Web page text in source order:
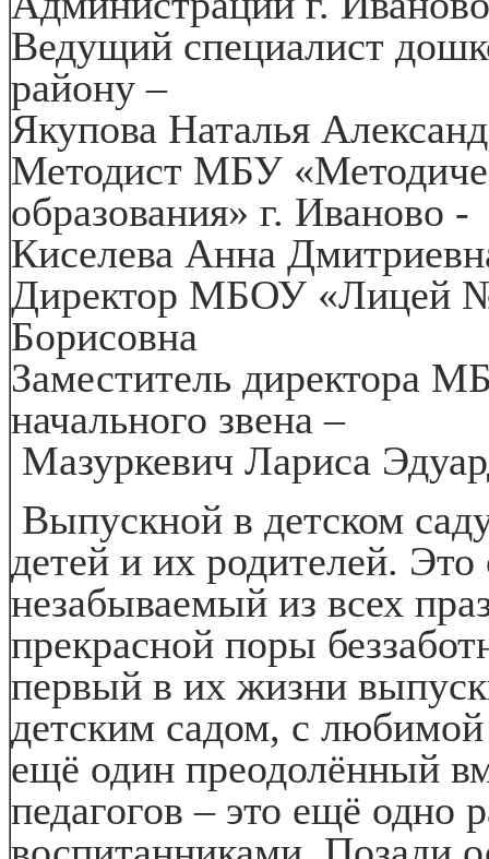
Ведущий специалист
району –
Якупова Наталья
Методист МБУ
образования» г. Иваново
Киселева Анна
Директор МБОУ «Лицей
Борисовна
Заместитель
начального звена –
Мазуркевич Лариса
Выпускной в детском
детей и их родителей.
незабываемый из всех
прекрасной поры
первый в их жизни
детским садом, с
ещё один преодолённый
педагогов – это ещё одно